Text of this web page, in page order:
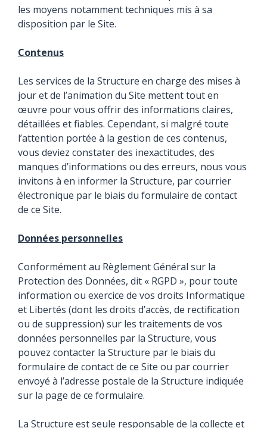
les moyens notamment techniques mis à sa
disposition par le Site.
Contenus
Les services de la Structure en charge des mises à
jour et de l’animation du Site mettent tout en
œuvre pour vous offrir des informations claires,
détaillées et fiables. Cependant, si malgré toute
l’attention portée à la gestion de ces contenus,
vous deviez constater des inexactitudes, des
manques d’informations ou des erreurs, nous vous
invitons à en informer la Structure, par courrier
électronique par le biais du formulaire de contact
de ce Site.
Données personnelles
Conformément au Règlement Général sur la
Protection des Données, dit « RGPD », pour toute
information ou exercice de vos droits Informatique
et Libertés (dont les droits d’accès, de rectification
ou de suppression) sur les traitements de vos
données personnelles par la Structure, vous
pouvez contacter la Structure par le biais du
formulaire de contact de ce Site ou par courrier
envoyé à l’adresse postale de la Structure indiquée
sur la page de ce formulaire.
La Structure est seule responsable de la collecte et